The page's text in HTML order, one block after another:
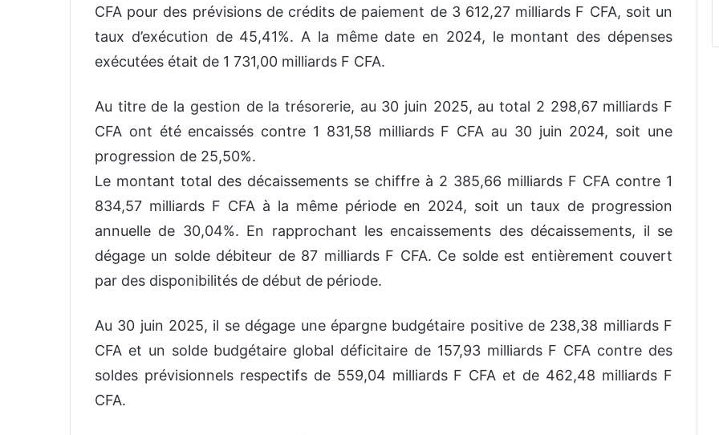
CFA pour des prévisions de crédits de paiement de 3 612,27 milliards F CFA, soit un
taux d’exécution de 45,41%. A la même date en 2024, le montant des dépenses
exécutées était de 1 731,00 milliards F CFA.
Au titre de la gestion de la trésorerie, au 30 juin 2025, au total 2 298,67 milliards F
CFA ont été encaissés contre 1 831,58 milliards F CFA au 30 juin 2024, soit une
progression de 25,50%.
Le montant total des décaissements se chiffre à 2 385,66 milliards F CFA contre 1
834,57 milliards F CFA à la même période en 2024, soit un taux de progression
annuelle de 30,04%. En rapprochant les encaissements des décaissements, il se
dégage un solde débiteur de 87 milliards F CFA. Ce solde est entièrement couvert
par des disponibilités de début de période.
Au 30 juin 2025, il se dégage une épargne budgétaire positive de 238,38 milliards F
CFA et un solde budgétaire global déficitaire de 157,93 milliards F CFA contre des
soldes prévisionnels respectifs de 559,04 milliards F CFA et de 462,48 milliards F
CFA.